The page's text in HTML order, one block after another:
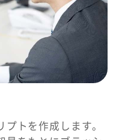
トを作成します。